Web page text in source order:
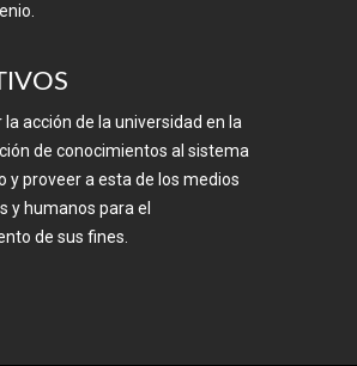
la acción de la universidad en la
de conocimientos al sistema
y proveer a esta de los medios
y humanos para el
de sus fines.